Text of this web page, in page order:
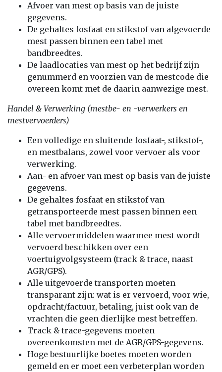
Afvoer van mest op basis van de juiste
gegevens.
De gehaltes fosfaat en stikstof van afgevoerde
mest passen binnen een tabel met
bandbreedtes.
De laadlocaties van mest op het bedrijf zijn
genummerd en voorzien van de mestcode die
overeen komt met de daarin aanwezige mest.
Handel & Verwerking (mestbe- en -verwerkers en
mestvervoerders)
Een volledige en sluitende fosfaat-, stikstof-,
en mestbalans, zowel voor vervoer als voor
verwerking.
Aan- en afvoer van mest op basis van de juiste
gegevens.
De gehaltes fosfaat en stikstof van
getransporteerde mest passen binnen een
tabel met bandbreedtes.
Alle vervoermiddelen waarmee mest wordt
vervoerd beschikken over een
voertuigvolgsysteem (track & trace, naast
AGR/GPS).
Alle uitgevoerde transporten moeten
transparant zijn: wat is er vervoerd, voor wie,
opdracht/factuur, betaling, juist ook van de
vrachten die geen dierlijke mest betreffen.
Track & trace-gegevens moeten
overeenkomsten met de AGR/GPS-gegevens.
Hoge bestuurlijke boetes moeten worden
gemeld en er moet een verbeterplan worden